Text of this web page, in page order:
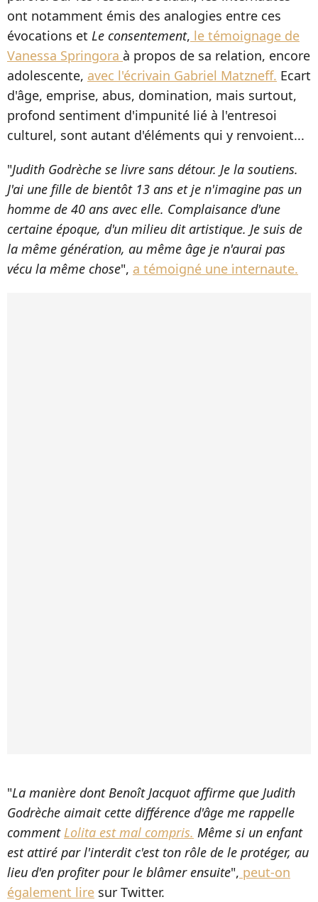
ont notamment émis des analogies entre ces
évocations et Le consentement, le témoignage de
Vanessa Springora à propos de sa relation, encore
adolescente, avec l'écrivain Gabriel Matzneff. Ecart
d'âge, emprise, abus, domination, mais surtout,
profond sentiment d'impunité lié à l'entresoi
culturel, sont autant d'éléments qui y renvoient...
"Judith Godrèche se livre sans détour. Je la soutiens.
J'ai une fille de bientôt 13 ans et je n'imagine pas un
homme de 40 ans avec elle. Complaisance d'une
certaine époque, d'un milieu dit artistique. Je suis de
la même génération, au même âge je n'aurai pas
vécu la même chose", a témoigné une internaute.
"La manière dont Benoît Jacquot affirme que Judith
Godrèche aimait cette différence d'âge me rappelle
commentLolita est mal compris. Même si un enfant
est attiré par l'interdit c'est ton rôle de le protéger, au
lieu d'en profiter pour le blâmer ensuite", peut-on
également lire sur Twitter.